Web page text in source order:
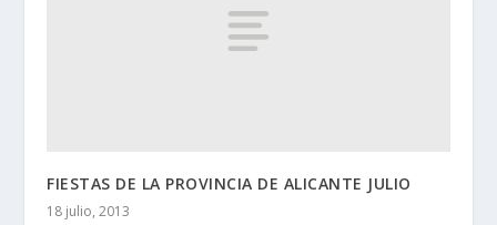
FIESTAS DE LA PROVINCIA DE ALICANTE JULIO
18 julio, 2013